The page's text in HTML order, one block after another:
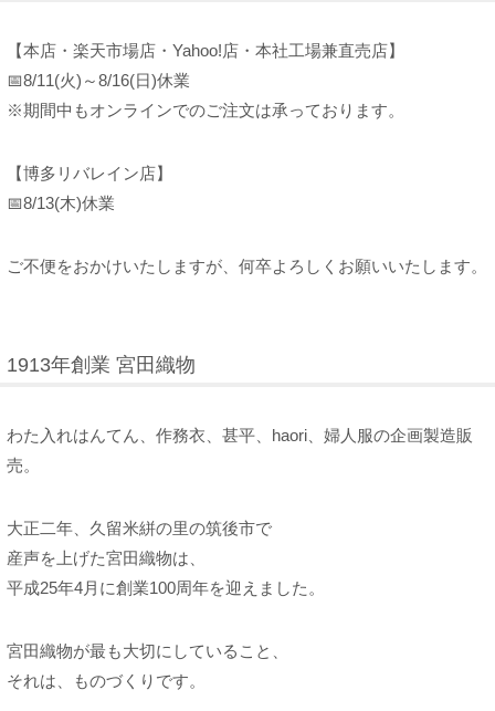
【本店・楽天市場店・Yahoo!店・本社工場兼直売店】
📅8/11(火)～8/16(日)休業
※期間中もオンラインでのご注文は承っております。
【博多リバレイン店】
📅8/13(木)休業
ご不便をおかけいたしますが、何卒よろしくお願いいたします。
1913年創業 宮田織物
わた入れはんてん、作務衣、甚平、haori、婦人服の企画製造販
売。
大正二年、久留米絣の里の筑後市で
産声を上げた宮田織物は、
平成25年4月に創業100周年を迎えました。
宮田織物が最も大切にしていること、
それは、ものづくりです。